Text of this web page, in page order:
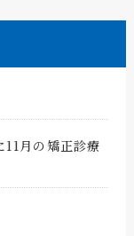
月の矯正診療